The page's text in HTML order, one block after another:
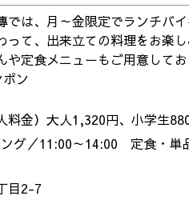
は、月～金限定でランチバイ
て、出来立ての料理をお楽し
定食メニューもご用意してお
ン
料金）大人1,320円、小学生
グ／11:00～14:00 定食・単
目2-7